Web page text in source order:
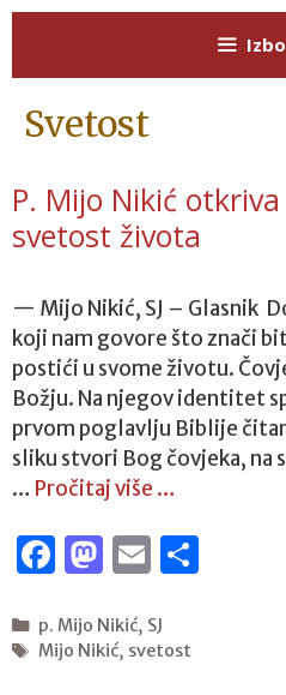
sadržaj
Svetost
P. Mijo Nikić
svetost života
— Mijo Nikić, SJ – Glasnik
koji nam govore što znači
postići u svome životu.
Božju. Na njegov identitet
prvom poglavlju Biblije
sliku stvori Bog čovjeka, na
… Pročitaj više …
F
c
e
M
st
o
E
ai
l
Kategorije
p. Mijo Nikić, SJ
Oznake
Mijo Nikić, svetost